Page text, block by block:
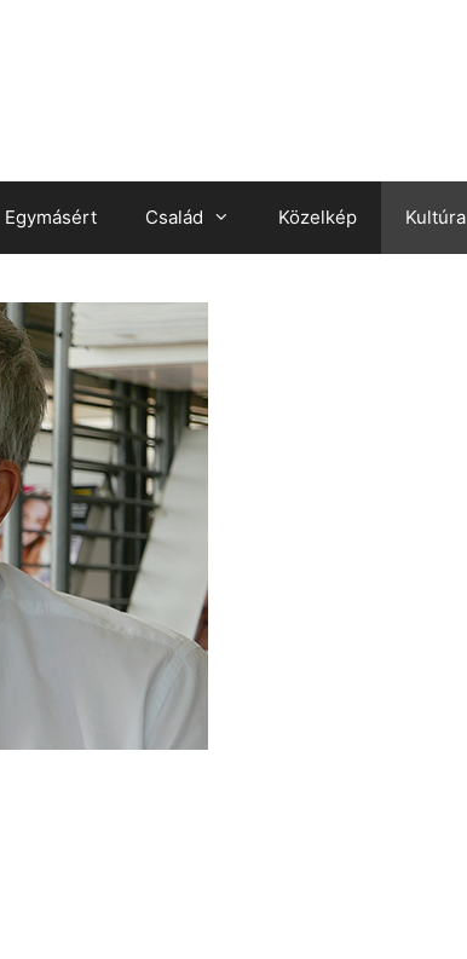
Egymásért Család Közelkép Kultúra